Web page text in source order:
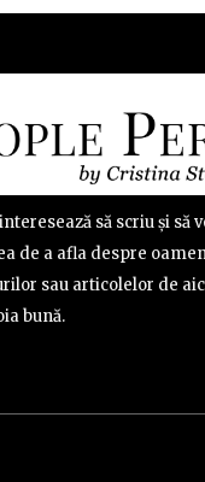
să scriu și să
de a afla despre
sau articolelor de
bună.